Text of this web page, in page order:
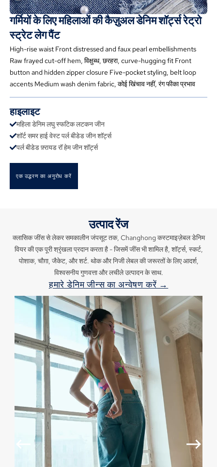
गर्मियों के लिए महिलाओं की कैज़ुअल डेनिम शॉर्ट्स रेट्रो
स्ट्रेट लेग पैंट
High-rise waist Front distressed and faux pearl embellishments
Raw frayed cut-off hem, विक्षुब्ध, छरहरा, curve-hugging fit Front
button and hidden zipper closure Five-pocket styling, belt loop
accents Medium wash denim fabric, कोई खिंचाव नहीं, रंग फीका प्रभाव
हाइलाइट
महिला डेनिम लघु स्फटिक लटकन जीन
शॉर्ट समर हाई वेस्ट पर्ल बीडेड जीन शॉर्ट्स
पर्ल बीडेड फ़्रायड रॉ हेम जीन शॉर्ट्स
एक उद्धरण का अनुरोध करें
उत्पाद रेंज
क्लासिक जींस से लेकर समकालीन जंपसूट तक, Changhong कस्टमाइज़ेबल डेनिम
वियर की एक पूरी श्रृंखला प्रदान करता है - जिसमें जींस भी शामिल है, शॉर्ट्स, स्कर्ट,
पोशाक, चौग़ा, जैकेट, और शर्ट. थोक और निजी लेबल की जरूरतों के लिए आदर्श,
विश्वसनीय गुणवत्ता और लचीले उत्पादन के साथ.
हमारे डेनिम जीन्स का अन्वेषण करें →